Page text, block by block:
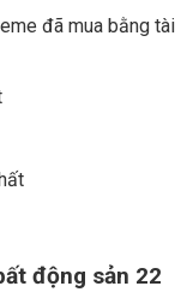
đã mua bằng tài
động sản 22